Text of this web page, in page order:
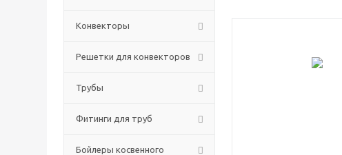
Конвекторы
Решетки для конвекторов
Трубы
Фитинги для труб
Бойлеры косвенного